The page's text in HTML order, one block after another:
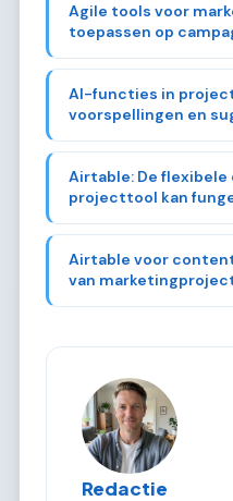
Agile tools voor
toepassen op
AI-functies in
voorspellingen en
Airtable: De flexibele
projecttool kan
Airtable voor
van
Redactie